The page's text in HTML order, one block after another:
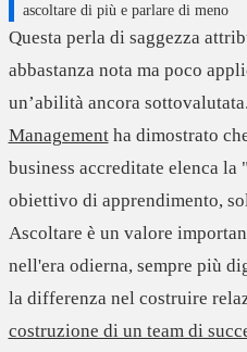
ascoltare di più e parlare di meno
Questa perla di saggezza
abbastanza nota ma poco
un’abilità ancora sottovalutata.
Managementha dimostrato
business accreditate elenca la
obiettivo di apprendimento,
Ascoltare è un valore
nell'era odierna, sempre più
la differenza nel costruire
costruzione di un team di